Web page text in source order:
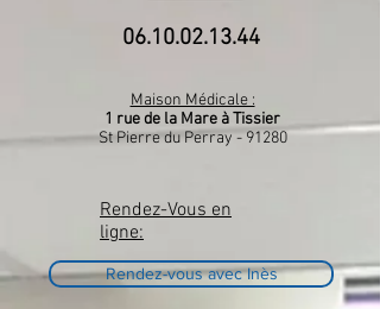
06.10.02.13.44
Maison Médicale :
1 rue de la Mare à Tissier
St Pierre du Perray - 91280
Rendez-Vous en
ligne:
Rendez-vous avec Inès